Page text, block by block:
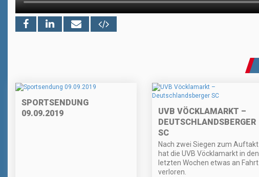
SPORTSENDUNG
09.09.2019
UVB VÖCKLAMARKT –
DEUTSCHLANDSBERGER
SC
Nach zwei Siegen zum Auftakt
hat die UVB Vöcklamarkt in den
letzten Wochen etwas an Fahrt
verloren.